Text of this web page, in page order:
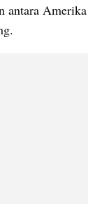
antara Amerika